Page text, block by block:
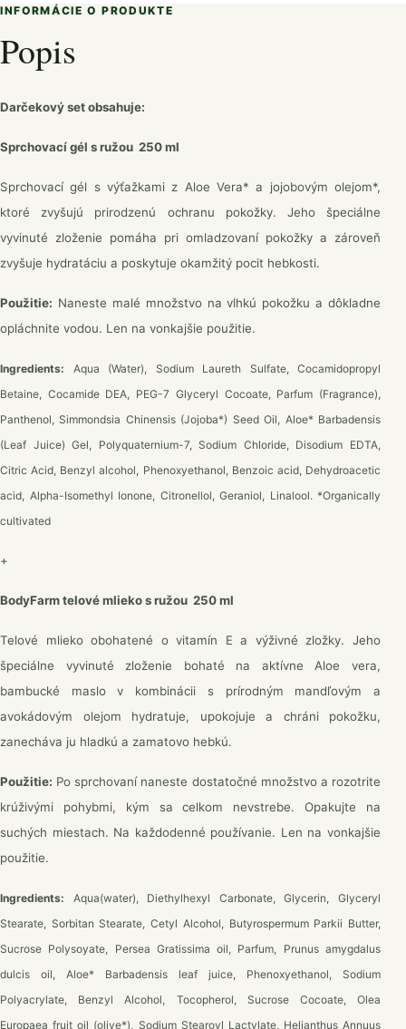
INFORMÁCIE O PRODUKTE
Popis
Darčekový set obsahuje:
Sprchovací gél s ružou 250 ml
Sprchovací gél s výťažkami z Aloe Vera* a jojobovým olejom*,
ktoré zvyšujú prirodzenú ochranu pokožky. Jeho špeciálne
vyvinuté zloženie pomáha pri omladzovaní pokožky a zároveň
zvyšuje hydratáciu a poskytuje okamžitý pocit hebkosti.
Použitie: Naneste malé množstvo na vlhkú pokožku a dôkladne
opláchnite vodou. Len na vonkajšie použitie.
Ingredients: Aqua (Water), Sodium Laureth Sulfate, Cocamidopropyl
Betaine, Cocamide DEA, PEG-7 Glyceryl Cocoate, Parfum (Fragrance),
Panthenol, Simmondsia Chinensis (Jojoba*) Seed Oil, Aloe* Barbadensis
(Leaf Juice) Gel, Polyquaternium-7, Sodium Chloride, Disodium EDTA,
Citric Acid, Benzyl alcohol, Phenoxyethanol, Benzoic acid, Dehydroacetic
acid, Alpha-Isomethyl Ionone, Citronellol, Geraniol, Linalool. *Organically
cultivated
+
BodyFarm telové mlieko s ružou 250 ml
Telové mlieko obohatené o vitamín E a výživné zložky. Jeho
špeciálne vyvinuté zloženie bohaté na aktívne Aloe vera,
bambucké maslo v kombinácii s prírodným mandľovým a
avokádovým olejom hydratuje, upokojuje a chráni pokožku,
zanecháva ju hladkú a zamatovo hebkú.
Použitie: Po sprchovaní naneste dostatočné množstvo a rozotrite
krúživými pohybmi, kým sa celkom nevstrebe. Opakujte na
suchých miestach. Na každodenné používanie. Len na vonkajšie
použitie.
Ingredients: Aqua(water), Diethylhexyl Carbonate, Glycerin, Glyceryl
Stearate, Sorbitan Stearate, Cetyl Alcohol, Butyrospermum Parkii Butter,
Sucrose Polysoyate, Persea Gratissima oil, Parfum, Prunus amygdalus
dulcis oil, Aloe* Barbadensis leaf juice, Phenoxyethanol, Sodium
Polyacrylate, Benzyl Alcohol, Tocopherol, Sucrose Cocoate, Olea
Europaea fruit oil (olive*), Sodium Stearoyl Lactylate, Helianthus Annuus